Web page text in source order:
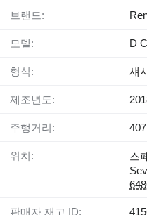
브랜드:
모델: D
형식: 섀
제조년도:
주행거리:
위치:
스
판매자 재고 ID: